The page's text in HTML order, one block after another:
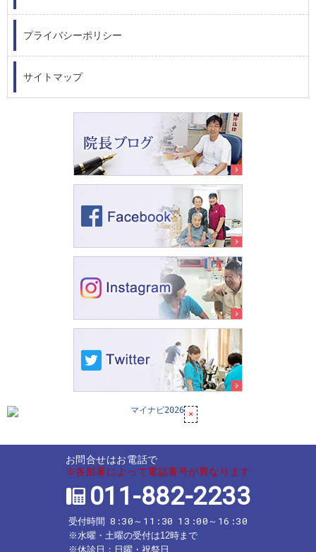
プライバシーポリシー
サイトマップ
お問合せはお電話で
※各部署によって電話番号が異なります
011-882-2233
受付時間 8:30～11:30 13:00～16:30
※水曜・土曜の受付は12時まで
※休診日：日曜・祝祭日